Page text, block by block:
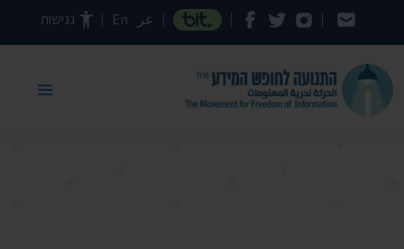
דילוג לתוכן העמוד عر En נגישות